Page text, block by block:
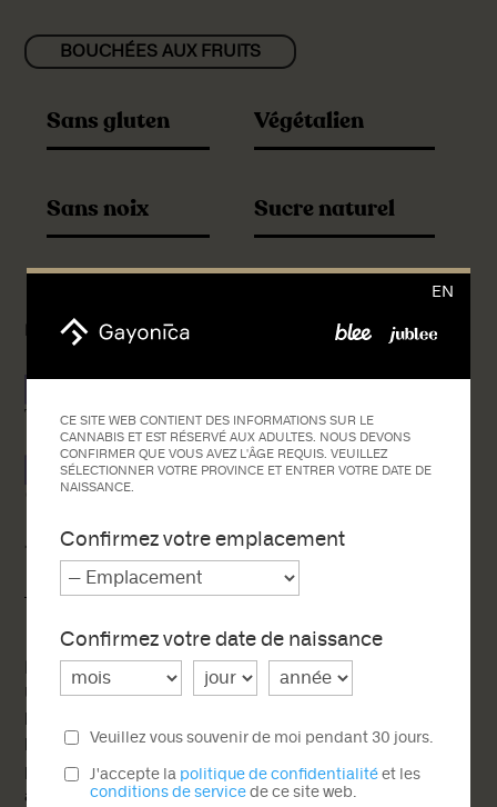
BOUCHÉES AUX FRUITS
Sans gluten
Sans noix
Végétalien
Sucre naturel
Posologies offertes par unité (20g)* :
* D’autres posologies sont également offertes sur demande.
Meilleurs moments de consommation :
Une bouchée onctueuse et florale tout indiquée pour
le repos. Relaxante et apaisante, cette formule favorise
le sommeil. L’occurrence de CBN augmente la
perception d’apaisement et de bien-être sans pour
autant accroître l’effet psychotrope du produit.
EN
CE SITE WEB CONTIENT DES INFORMATIONS SUR LE
CANNABIS ET EST RÉSERVÉ AUX ADULTES. NOUS DEVONS
CONFIRMER QUE VOUS AVEZ L'ÂGE REQUIS. VEUILLEZ
SÉLECTIONNER VOTRE PROVINCE ET ENTRER VOTRE DATE DE
NAISSANCE.
Confirmez votre emplacement
Confirmez votre date de naissance
Veuillez vous souvenir de moi pendant 30 jours.
J'accepte la politique de confidentialitéet les
conditions de servicede ce site web.